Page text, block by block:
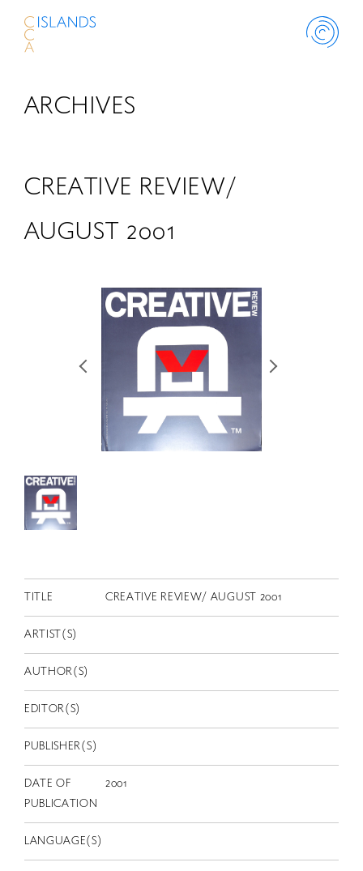
ABOUT
コンサート
出演者
スカラシップ受賞者
CONTACT
EN
ARCHIVES
CREATIVE REVIEW/
AUGUST 2001
TITLE CREATIVE REVIEW/ AUGUST 2001
ARTIST(S)
AUTHOR(S)
EDITOR(S)
PUBLISHER(S)
DATE OF
PUBLICATION
2001
LANGUAGE(S)